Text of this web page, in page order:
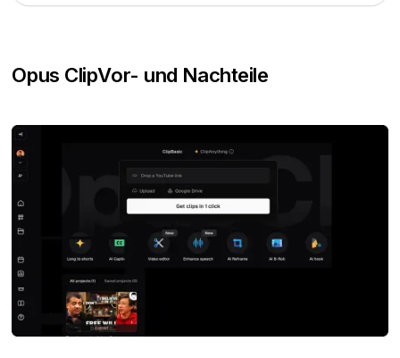
Opus ClipVor- und Nachteile